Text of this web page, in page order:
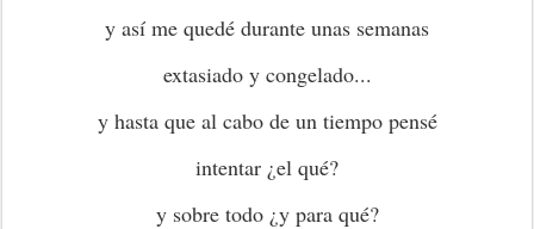
y así me quedé durante unas semanas
extasiado y congelado...
y hasta que al cabo de un tiempo pensé
intentar ¿el qué?
y sobre todo ¿y para qué?